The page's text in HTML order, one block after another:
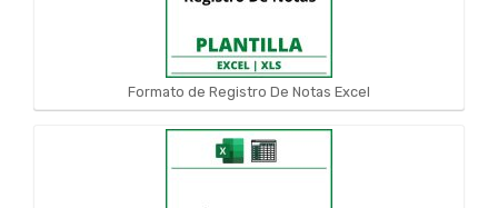
Formato de Registro De Notas Excel